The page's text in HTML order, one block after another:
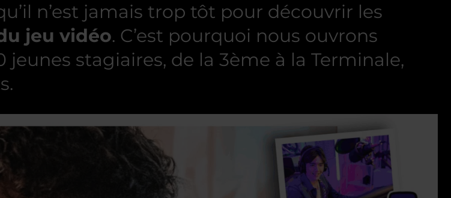
n’est jamais trop tôt pour découvrir les
jeu vidéo. C’est pourquoi nous ouvrons
stagiaires, de la 3ème à la Terminale,